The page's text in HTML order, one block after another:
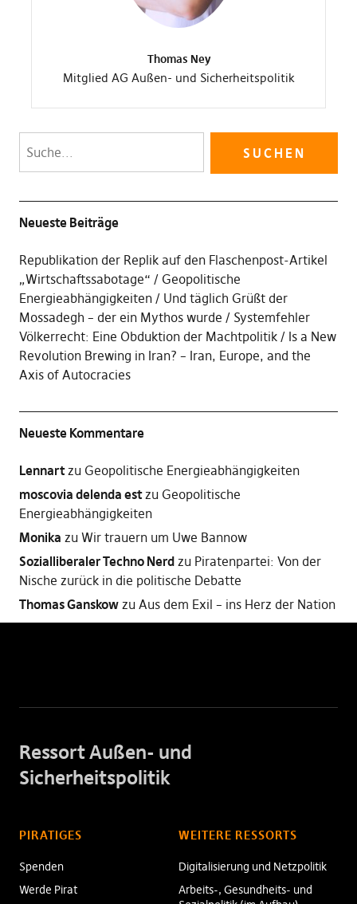
Thomas Ney
Mitglied AG Außen- und Sicherheitspolitik
Neueste Beiträge
Republikation der Replik auf den Flaschenpost-Artikel
„Wirtschaftssabotage“
Geopolitische
Energieabhängigkeiten
Und täglich Grüßt der
Mossadegh – der ein Mythos wurde
Systemfehler
Völkerrecht: Eine Obduktion der Machtpolitik
Is a New
Revolution Brewing in Iran? – Iran, Europe, and the
Axis of Autocracies
Neueste Kommentare
Lennartzu Geopolitische Energieabhängigkeiten
moscovia delenda estzu Geopolitische
Energieabhängigkeiten
Monika zu Wir trauern um Uwe Bannow
Sozialliberaler Techno Nerdzu Piratenpartei: Von der
Nische zurück in die politische Debatte
Thomas Ganskowzu Aus dem Exil – ins Herz der Nation
Ressort Außen- und
Sicherheitspolitik
PIRATIGES
Spenden
Werde Pirat
WEITERE RESSORTS
Digitalisierung und Netzpolitik
Arbeits-, Gesundheits- und